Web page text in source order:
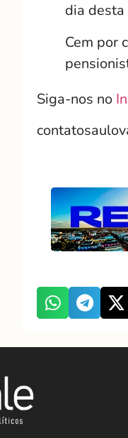
dia
Cem por
Siga-nos no